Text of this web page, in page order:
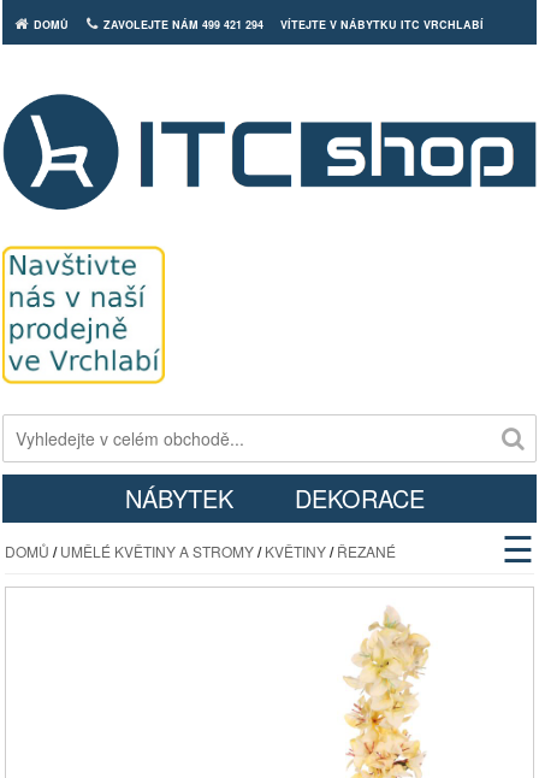
DOMŮ ZAVOLEJTE NÁM 499 421 294 VÍTEJTE V NÁBYTKU ITC VRCHLABÍ
NÁBYTEK DEKORACE
DOMŮ / UMĚLÉ KVĚTINY A STROMY/ KVĚTINY/ ŘEZANÉ ☰